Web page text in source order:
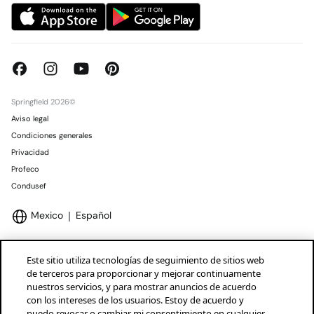
Springfield 2026©
Aviso legal
Condiciones generales
Privacidad
Profeco
Condusef
Mexico Español
Marcas Tendam
Este sitio utiliza tecnologías de seguimiento de sitios web
de terceros para proporcionar y mejorar continuamente
nuestros servicios, y para mostrar anuncios de acuerdo
con los intereses de los usuarios. Estoy de acuerdo y